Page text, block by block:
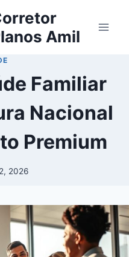
Amil
Familiar
Nacional
Premium
2026